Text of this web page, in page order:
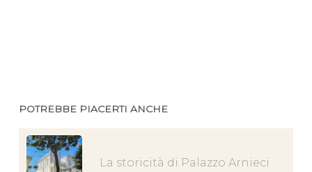
POTREBBE PIACERTI ANCHE
La storicità di Palazzo Arnieci